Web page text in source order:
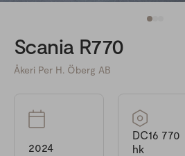
Scania R770
Åkeri Per H. Öberg AB
2024
DC16 770
hk